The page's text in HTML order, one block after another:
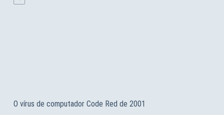
O vírus de computador Code Red de 2001